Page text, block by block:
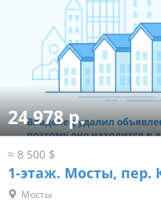
24 978 р.
≈ 8 500 $
1-этаж. Мосты, пер.
Мосты